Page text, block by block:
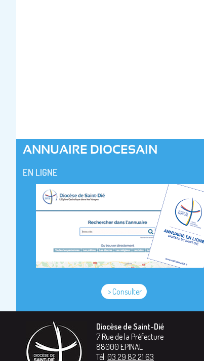
ANNUAIRE DIOCESAIN
EN LIGNE
> Consulter
Diocèse de Saint-Dié
7 Rue de la Préfecture
88000 EPINAL
Tél: 03 29 82 21 63